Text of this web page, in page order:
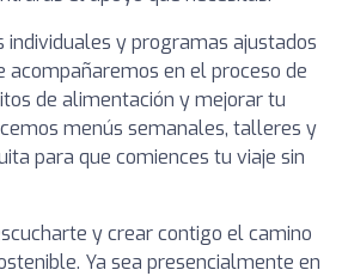
individuales y programas ajustados
acompañaremos en el proceso de
de alimentación y mejorar tu
menús semanales, talleres y
para que comiences tu viaje sin
y crear contigo el camino
Ya sea presencialmente en